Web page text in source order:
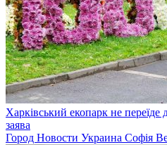
Харківський екопарк не
заява
Город Новости Украина Софія